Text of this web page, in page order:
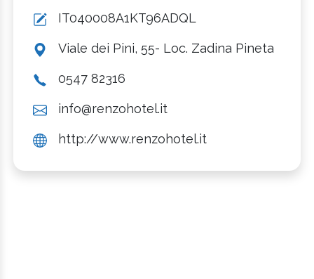
IT040008A1KT96ADQL
Viale dei Pini, 55- Loc. Zadina Pineta
0547 82316
info@renzohotel.it
http://www.renzohotel.it